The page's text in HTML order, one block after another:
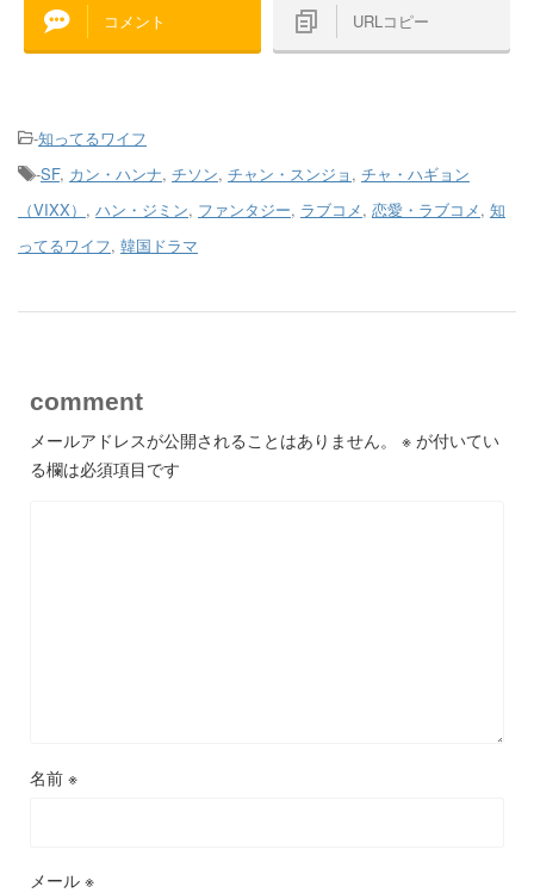
コメント URLコピー
-知ってるワイフ
-SF, カン・ハンナ, チソン, チャン・スンジョ , チャ・ハギョン
（VIXX） , ハン・ジミン, ファンタジー, ラブコメ, 恋愛・ラブコメ, 知
ってるワイフ, 韓国ドラマ
comment
メールアドレスが公開されることはありません。 ※ が付いてい
る欄は必須項目です
名前 ※
メール ※